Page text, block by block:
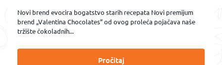
Novi brend evocira bogatstvo starih recepata Novi premijum
brend „Valentina Chocolates” od ovog proleća pojačava naše
tržište čokoladnih...
Pročitaj